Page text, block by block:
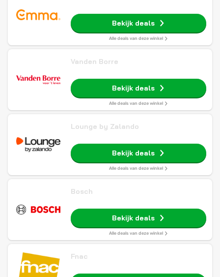
Bekijk deals
Alle deals van deze winkel
Vanden Borre
Bekijk deals
Alle deals van deze winkel
Lounge by Zalando
Bekijk deals
Alle deals van deze winkel
Bosch
Bekijk deals
Alle deals van deze winkel
Fnac